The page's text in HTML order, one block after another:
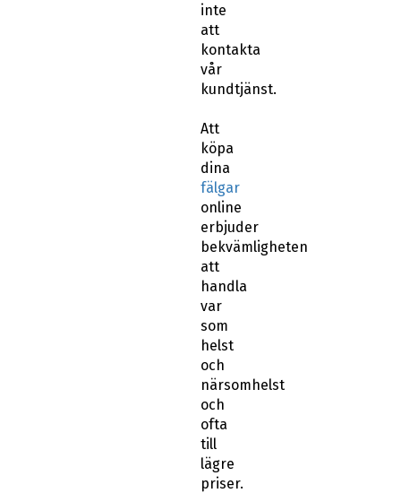
inte
att
kontakta
vår
kundtjänst.
Att
köpa
dina
fälgar
online
erbjuder
bekvämligheten
att
handla
var
som
helst
och
närsomhelst
och
ofta
till
lägre
priser.